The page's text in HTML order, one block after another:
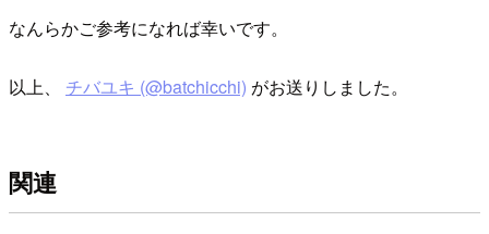
なんらかご参考になれば幸いです。
以上、 チバユキ (@batchicchi) がお送りしました。
関連